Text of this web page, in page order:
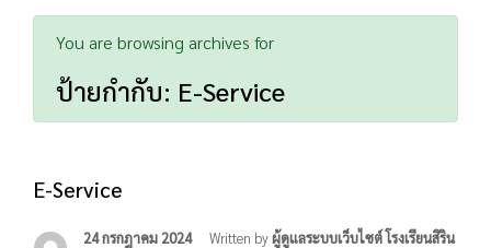
You are browsing archives for
ป้ายกำกับ: E-Service
E-Service
24 กรกฎาคม 2024 Written byผู้ดูแลระบบเว็บไซต์ โรงเรียนสิริน